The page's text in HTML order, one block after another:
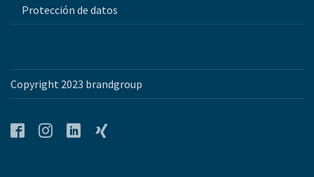
Protección de datos
Copyright 2023 brandgroup